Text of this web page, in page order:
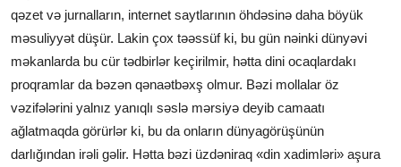
qəzet və jurnalların, internet saytlarının öhdəsinə daha böyük
məsuliyyət düşür. Lakin çox təəssüf ki, bu gün nəinki dünyəvi
məkanlarda bu cür tədbirlər keçirilmir, hətta dini ocaqlardakı
proqramlar da bəzən qənaətbəxş olmur. Bəzi mollalar öz
vəzifələrini yalnız yanıqlı səslə mərsiyə deyib camaatı
ağlatmaqda görürlər ki, bu da onların dünyagörüşünün
darlığından irəli gəlir. Hətta bəzi üzdəniraq «din xadimləri» aşura